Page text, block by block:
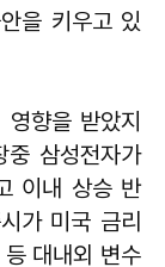
을 키우고 있
향을 받았지
중 삼성전자가
이내 상승 반
가 미국 금리
대내외 변수